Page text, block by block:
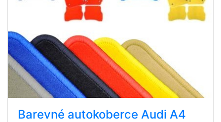
Barevné autokoberce Audi A4